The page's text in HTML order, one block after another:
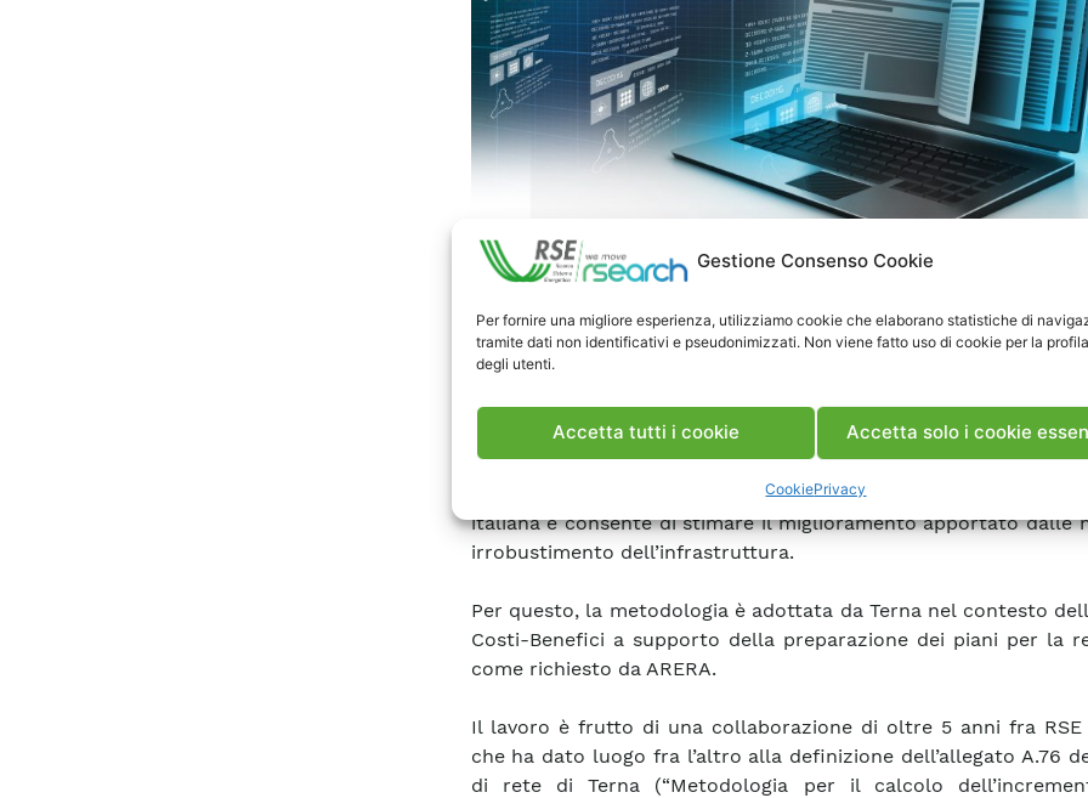
Gestione Consenso Cookie
Per fornire una migliore esperienza, utilizziamo cookie che elaborano statistiche di
tramite dati non identificativi e pseudonimizzati. Non viene fatto uso di cookie per la
degli utenti.
Accetta tutti i cookie Accetta solo i cookie
CookiePrivacy
È stato pubblicato sulla rivista di Springer “Environment
Decisions” l’articolo dal titolo “An innovative methodology for
resilience assessment to prioritize grid interventions against
threats in the Italian power system” che illustra la
sviluppata congiuntamente da RSE e Terna per la
resilienza del sistema elettrico.
La metodologia considera diverse minacce naturali rilevanti
italiana e consente di stimare il miglioramento apportato dalle
irrobustimento dell’infrastruttura.
Per questo, la metodologia è adottata da Terna nel contesto
Costi-Benefici a supporto della preparazione dei piani per la
come richiesto da ARERA.
Il lavoro è frutto di una collaborazione di oltre 5 anni fra RSE
che ha dato luogo fra l’altro alla definizione dell’allegato A.76
di rete di Terna (“Metodologia per il calcolo